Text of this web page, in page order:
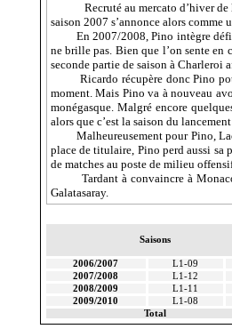
Recruté au mercato d’hiver
saison 2007 s’annonce alors
En 2007/2008, Pino intègre
ne brille pas. Bien que l’on sente
seconde partie de saison à Charleroi
Ricardo récupère donc Pino
moment. Mais Pino va à nouveau
monégasque. Malgré encore
alors que c’est la saison du
Malheureusement pour Pino,
place de titulaire, Pino perd aussi sa
de matches au poste de milieu
Tardant à convaincre à
Galatasaray.
Saisons
2006/2007
L1-09
2007/2008
L1-12
2008/2009
L1-11
2009/2010
L1-08
Total